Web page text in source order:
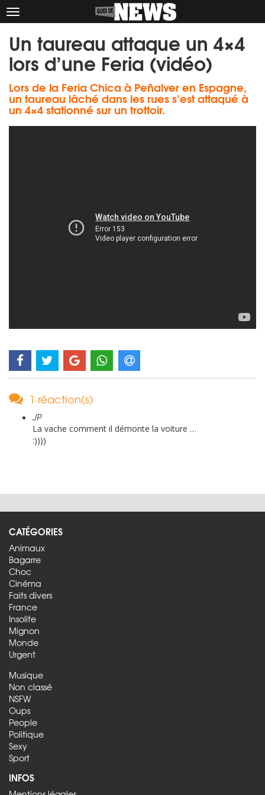
Afficher
menu
Un taureau attaque un 4×4
lors d’une Feria (vidéo)
Lors de la Feria Chica à Peñalver en Espagne,
un taureau lâché dans les rues s’est attaqué à
un 4×4 stationné sur un trottoir.
1 réaction(s)
JP
La vache comment il démonte la voiture …
:))))
CATÉGORIES
Animaux
Bagarre
Choc
Cinéma
Faits divers
France
Insolite
Mignon
Monde
Urgent
Musique
Non classé
NSFW
Oups
People
Politique
Sexy
Sport
INFOS